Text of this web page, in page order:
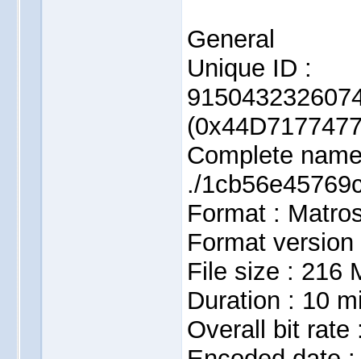
General
Unique ID :
Complete
./
Format :
Format
File size : 216
Duration : 10
Overall bit rate